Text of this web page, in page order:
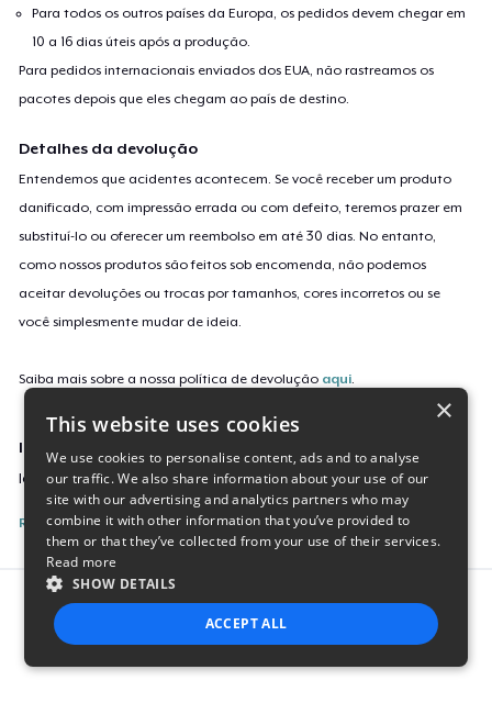
Para todos os outros países da Europa, os pedidos devem chegar em
10 a 16 dias úteis após a produção.
Para pedidos internacionais enviados dos EUA, não rastreamos os
pacotes depois que eles chegam ao país de destino.
Detalhes da devolução
Entendemos que acidentes acontecem. Se você receber um produto
danificado, com impressão errada ou com defeito, teremos prazer em
substituí-lo ou oferecer um reembolso em até 30 dias. No entanto,
como nossos produtos são feitos sob encomenda, não podemos
aceitar devoluções ou trocas por tamanhos, cores incorretos ou se
você simplesmente mudar de ideia.
Saiba mais sobre a nossa política de devolução aqui
Identificação da campanha
love-doesn-t-have-a-breed-4822
Reporte esta Campanha
Report this product
×
This website uses cookies
We use cookies to personalise content, ads and to analyse
our traffic. We also share information about your use of our
site with our advertising and analytics partners who may
combine it with other information that you’ve provided to
them or that they’ve collected from your use of their services.
Read more
SHOW DETAILS
ACCEPT ALL
STRICTLY NECESSARY PERFORMANCE